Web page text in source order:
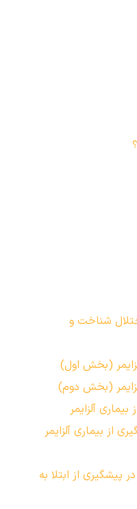
شناخت و
(بخش اول)
(بخش دوم)
آلزایمر
از بیماری آلزایمر
از ابتلا به